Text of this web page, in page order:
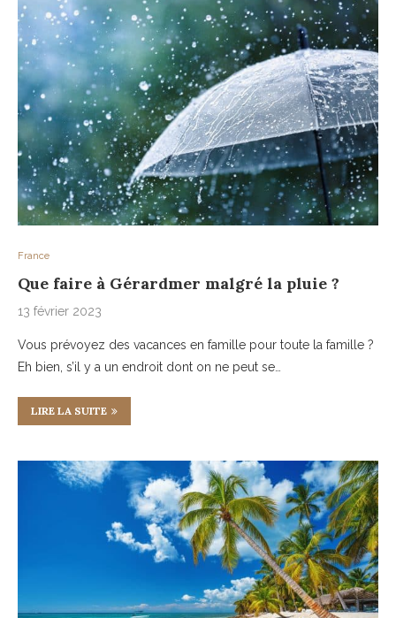
France
Que faire à Gérardmer malgré la pluie ?
13 février 2023
Vous prévoyez des vacances en famille pour toute la famille ?
Eh bien, s’il y a un endroit dont on ne peut se…
LIRE LA SUITE